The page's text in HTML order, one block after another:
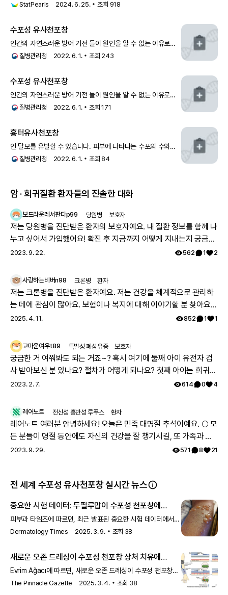
수포성 질환으로, 표피하 면역수포성 질환
StatPearls 2024. 6. 25. 조회 918
수포성 유사천포창
인간의 자연스러운 방어 기전 들이 원인을 알 수 없는 이유로
자신의 건강한 조직을 공격할 때 발생합니다. 수포성
질병관리청 2022. 6. 1. 조회 243
수포성 유사천포창
인간의 자연스러운 방어 기전 들이 원인을 알 수 없는 이유로
자신의 건강한 조직을 공격할 때 발생합니다. 수포성
질병관리청 2022. 6. 1. 조회171
흉터유사천포창
인 탈모를 유발할 수 있습니다. 피부에 나타나는 수포의 수와
범위는 다른 자가면역성 수포성질환인 천포창이나 수포성
질병관리청 2022. 6. 1. 조회84
암 · 희귀질환 환자들의 진솔한 대화
보드라운레서판다p99 당원병 보호자
저는 당원병을 진단받은 환자의 보호자예요. 내 질환 정보를 함께 나
누고 싶어서 가입했어요! 확진 후 지금까지 어떻게 지내는지 궁금해
요 🔍
2023. 9. 22. 562 1 2
사랑하는비버n98 크론병 환자
저는 크론병을 진단받은 환자예요. 저는 건강을 체계적으로 관리하
는 데에 관심이 많아요. 보험이나 복지에 대해 이야기할 분 찾아요
👏🏻
2025. 4. 11. 852 1 1
고마운여우t89 특발성 폐섬유증 보호자
궁금한 거 여쭤봐도 되는 거죠~? 혹시 여기에 둘째 아이 유전자 검
사 받아보신 분 있나요? 절차가 어떻게 되나요? 첫째 아이는 희귀질
환 진단받았고, 당시에 애기 아빠랑 저랑 유전자 검사했는데 돌연변
걱정스러워서리.. 다들 몇주차에 무슨 검사하셨나요? 도움 좀 주심
감사하겠습니다.
2023. 2. 7. 614 0 4
레어노트 전신성 홍반성 루푸스 환자
레어노트 여러분 안녕하세요! 오늘은 민족 대명절 추석이예요. 🌕 모
든 분들이 명절 동안에도 자신의 건강을 잘 챙기시길, 또 가족과 함
께 따뜻하고 행복한 시간 보내시길 레어노트팀이 기원하겠습니다!
2023. 9. 29. 571 8 21
전 세계 수포성 유사천포창 실시간 뉴스
중요한 시험 데이터: 두필루맙이 수포성 천포창에
효과적
피부과 타임즈에 따르면, 최근 발표된 중요한 시험 데이터에서
두필루맙이 수포성 천포창 치료에 효과적이라는 결과가
Dermatology Times 2025. 3. 9. 조회 38
새로운 오존 드레싱이 수포성 천포창 상처 치유에
희망을 보여줍니다
Evrim Ağacı에 따르면, 새로운 오존 드레싱이 수포성 천포창
상처의 치유에 효과적일 수 있다는 연구 결과가 발표되었습니다.
The Pinnacle Gazette 2025. 3. 4. 조회 38